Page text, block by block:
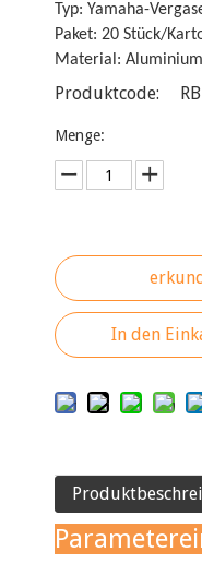
Typ: Yamaha-
Paket: 20 Stück/
Material:
Produktcode:
Menge:
In den